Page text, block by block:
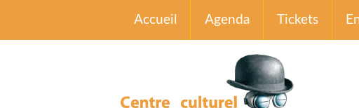
Accueil Agenda Tickets